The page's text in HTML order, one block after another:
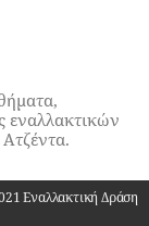
εναλλακτικών
Εναλλακτική Δράση